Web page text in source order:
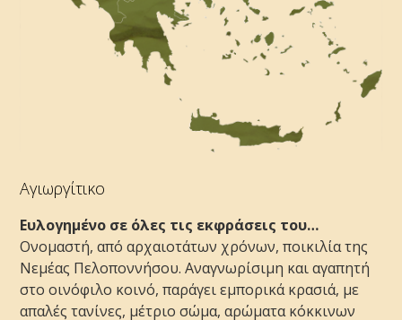
Αγιωργίτικο
Ευλογημένο σε όλες τις εκφράσεις του…
Ονομαστή, από αρχαιοτάτων χρόνων, ποικιλία της
Νεμέας Πελοποννήσου. Αναγνωρίσιμη και αγαπητή
στο οινόφιλο κοινό, παράγει εμπορικά κρασιά, με
απαλές τανίνες, μέτριο σώμα, αρώματα κόκκινων